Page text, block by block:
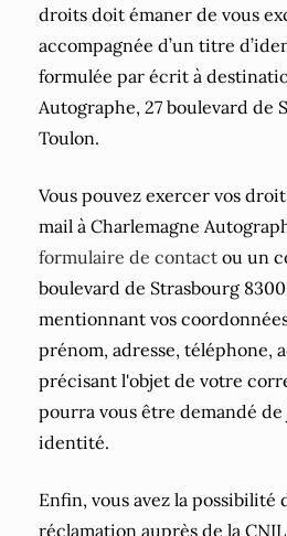
droits doit émaner de vous
accompagnée d’un titre
formulée par écrit à
Autographe, 27 boulevard de
Toulon.
Vous pouvez exercer vos
mail à Charlemagne
formulaire de contact ou un
boulevard de Strasbourg
mentionnant vos
prénom, adresse, téléphone,
précisant l'objet de votre
pourra vous être demandé
identité.
Enfin, vous avez la
réclamation auprès de la